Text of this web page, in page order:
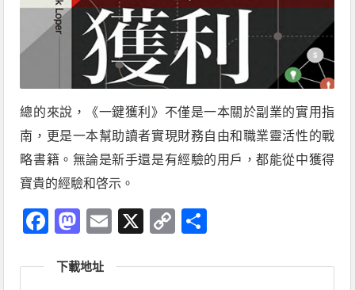
總的來說，《一鍵獲利》不僅是一本關於副業的實用指
南，更是一本幫助讀者實現財務自由和職業靈活性的戰
略書籍。無論是新手還是有經驗的用戶，都能從中獲得
寶貴的經驗和啓示。
Facebook
Mastodon
Email
X
Copy
下載地址